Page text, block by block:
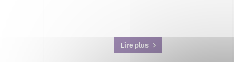
Lire plus